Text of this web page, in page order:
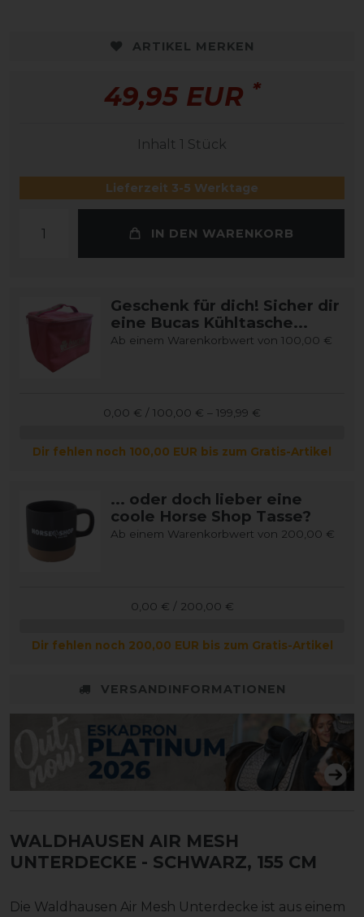
ARTIKEL MERKEN
49,95 EUR *
Inhalt 1 Stück
Lieferzeit 3-5 Werktage
IN DEN WARENKORB
Geschenk für dich! Sicher dir
eine Bucas Kühltasche...
Ab einem Warenkorbwert von 100,00 €
0,00 € / 100,00 € – 199,99 €
Dir fehlen noch 100,00 EUR bis zum Gratis-Artikel
... oder doch lieber eine
coole Horse Shop Tasse?
Ab einem Warenkorbwert von 200,00 €
0,00 € / 200,00 €
Dir fehlen noch 200,00 EUR bis zum Gratis-Artikel
VERSANDINFORMATIONEN
WALDHAUSEN AIR MESH
UNTERDECKE - SCHWARZ, 155 CM
Die Waldhausen Air Mesh Unterdecke ist aus einem